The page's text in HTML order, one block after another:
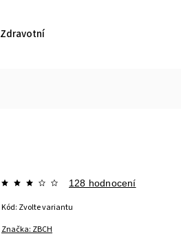
Zdravotní pomůcky
Značka: ZBCH
128 hodnocení
Kód: Zvolte variantu